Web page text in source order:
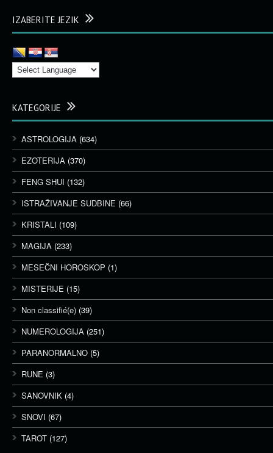
IZABERITE JEZIK
KATEGORIJE
ASTROLOGIJA (634)
EZOTERIJA (370)
FENG SHUI (132)
ISTRAŽIVANJE SUDBINE (66)
KRISTALI (109)
MAGIJA (233)
MESEČNI HOROSKOP (1)
MISTERIJE (15)
Non classifié(e) (39)
NUMEROLOGIJA (251)
PARANORMALNO (5)
RUNE (3)
SANOVNIK (4)
SNOVI (67)
TAROT (127)